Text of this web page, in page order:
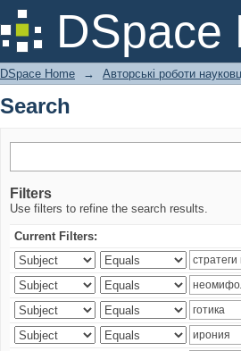
DSpace
Search
DSpace Home → Авторські роботи
Search
Filters
Use filters to refine the search results.
Current Filters: